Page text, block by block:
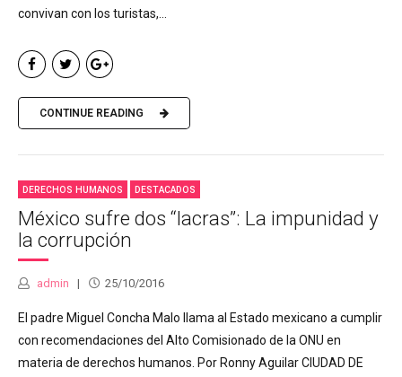
convivan con los turistas,...
CONTINUE READING
DERECHOS HUMANOS DESTACADOS
México sufre dos “lacras”: La impunidad y
la corrupción
admin 25/10/2016
El padre Miguel Concha Malo llama al Estado mexicano a cumplir
con recomendaciones del Alto Comisionado de la ONU en
materia de derechos humanos. Por Ronny Aguilar CIUDAD DE